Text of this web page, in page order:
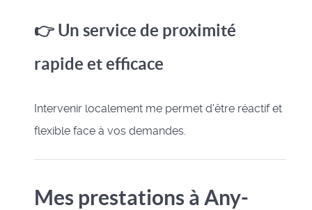
👉 Un service de proximité
rapide et efficace
Intervenir localement me permet d'être réactif et
flexible face à vos demandes.
Mes prestations à Any-